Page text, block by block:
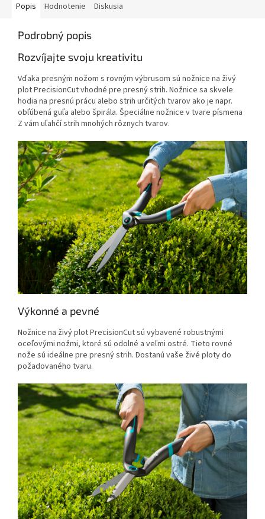
Popis Hodnotenie Diskusia
Podrobný popis
Rozvíjajte svoju kreativitu
Vďaka presným nožom s rovným výbrusom sú nožnice na živý
plot PrecisionCut vhodné pre presný strih. Nožnice sa skvele
hodia na presnú prácu alebo strih určitých tvarov ako je napr.
obľúbená guľa alebo špirála. Špeciálne nožnice v tvare písmena
Z vám uľahčí strih mnohých rôznych tvarov.
Výkonné a pevné
Nožnice na živý plot PrecisionCut sú vybavené robustnými
oceľovými nožmi, ktoré sú odolné a veľmi ostré. Tieto rovné
nože sú ideálne pre presný strih. Dostanú vaše živé ploty do
požadovaného tvaru.